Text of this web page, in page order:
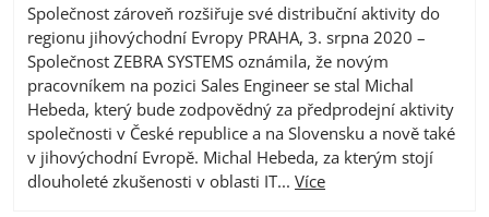
Společnost zároveň rozšiřuje své distribuční aktivity do
regionu jihovýchodní Evropy PRAHA, 3. srpna 2020 –
Společnost ZEBRA SYSTEMS oznámila, že novým
pracovníkem na pozici Sales Engineer se stal Michal
Hebeda, který bude zodpovědný za předprodejní aktivity
společnosti v České republice a na Slovensku a nově také
v jihovýchodní Evropě. Michal Hebeda, za kterým stojí
dlouholeté zkušenosti v oblasti IT... Více